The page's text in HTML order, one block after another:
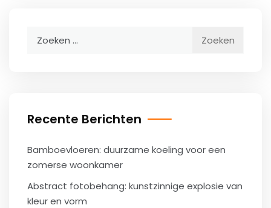
Recente Berichten
Bamboevloeren: duurzame koeling voor een
zomerse woonkamer
Abstract fotobehang: kunstzinnige explosie van
kleur en vorm